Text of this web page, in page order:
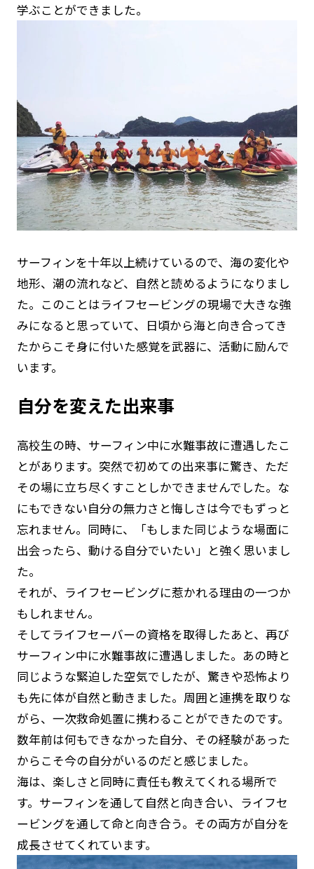
学ぶことができました。
サーフィンを十年以上続けているので、海の変化や
地形、潮の流れなど、自然と読めるようになりまし
た。このことはライフセービングの現場で大きな強
みになると思っていて、日頃から海と向き合ってき
たからこそ身に付いた感覚を武器に、活動に励んで
います。
自分を変えた出来事
高校生の時、サーフィン中に水難事故に遭遇したこ
とがあります。突然で初めての出来事に驚き、ただ
その場に立ち尽くすことしかできませんでした。な
にもできない自分の無力さと悔しさは今でもずっと
忘れません。同時に、「もしまた同じような場面に
出会ったら、動ける自分でいたい」と強く思いまし
た。
それが、ライフセービングに惹かれる理由の一つか
もしれません。
そしてライフセーバーの資格を取得したあと、再び
サーフィン中に水難事故に遭遇しました。あの時と
同じような緊迫した空気でしたが、驚きや恐怖より
も先に体が自然と動きました。周囲と連携を取りな
がら、一次救命処置に携わることができたのです。
数年前は何もできなかった自分、その経験があった
からこそ今の自分がいるのだと感じました。
海は、楽しさと同時に責任も教えてくれる場所で
す。サーフィンを通して自然と向き合い、ライフセ
ービングを通して命と向き合う。その両方が自分を
成長させてくれています。